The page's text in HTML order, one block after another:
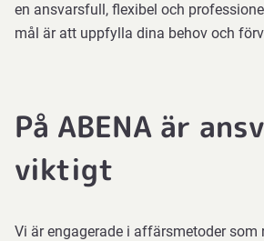
en ansvarsfull, flexibel och
mål är att uppfylla dina behov och
På ABENA är
viktigt
Vi är engagerade i affärsmetoder som